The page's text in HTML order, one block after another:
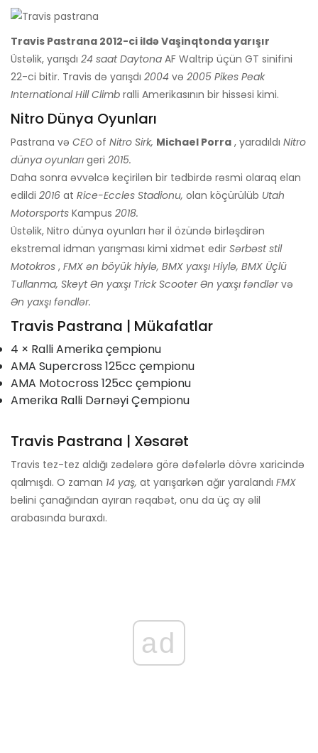
Travis Pastrana 2012-ci ildə Vaşinqtonda yarışır
Üstəlik, yarışdı 24 saat Daytona AF Waltrip üçün GT sinifini
22-ci bitir. Travis də yarışdı 2004 və 2005 Pikes Peak
International Hill Climb ralli Amerikasının bir hissəsi kimi.
Nitro Dünya Oyunları
Pastrana və CEO of Nitro Sirk, Michael Porra , yaradıldı Nitro
dünya oyunları geri 2015.
Daha sonra əvvəlcə keçirilən bir tədbirdə rəsmi olaraq elan
edildi 2016 at Rice-Eccles Stadionu, olan köçürülüb Utah
Motorsports Kampus 2018.
Üstəlik, Nitro dünya oyunları hər il özündə birləşdirən
ekstremal idman yarışması kimi xidmət edir Sərbəst stil
Motokros , FMX ən böyük hiylə, BMX yaxşı Hiylə, BMX Üçlü
Tullanma, Skeyt Ən yaxşı Trick Scooter Ən yaxşı fəndlərvə
Ən yaxşı fəndlər.
Travis Pastrana | Mükafatlar
4 × Ralli Amerika çempionu
AMA Supercross 125cc çempionu
AMA Motocross 125cc çempionu
Amerika Ralli Dərnəyi Çempionu
Travis Pastrana | Xəsarət
Travis tez-tez aldığı zədələrə görə dəfələrlə dövrə xaricində
qalmışdı. O zaman 14 yaş, at yarışarkən ağır yaralandı FMX
belini çanağından ayıran rəqabət, onu da üç ay əlil
arabasında buraxdı.
ad